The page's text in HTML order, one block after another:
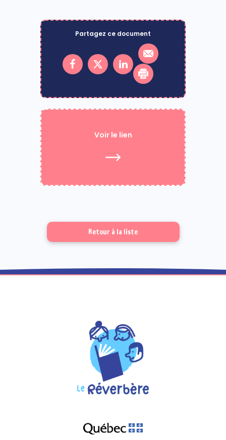
Partagez ce document
Voir le lien
Retour à la liste